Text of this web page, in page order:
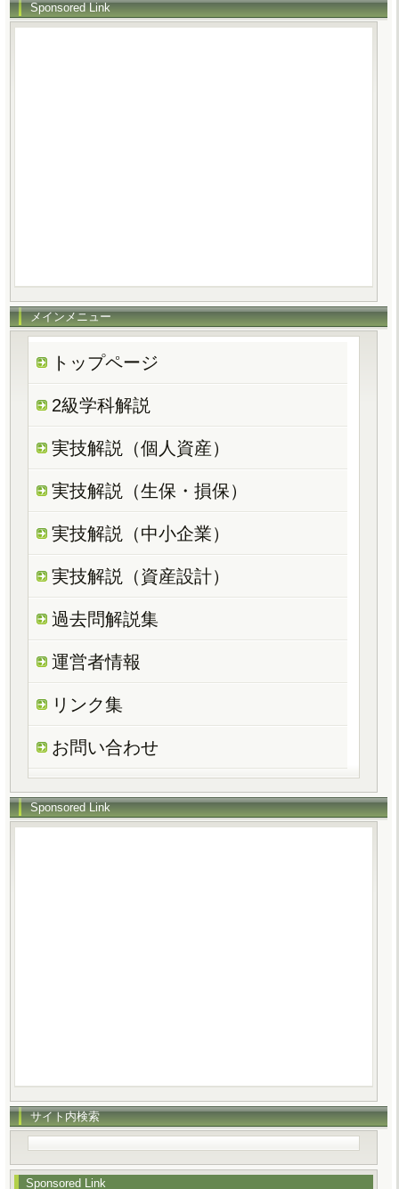
Sponsored Link
メインメニュー
トップページ
2級学科解説
実技解説（個人資産）
実技解説（生保・損保）
実技解説（中小企業）
実技解説（資産設計）
過去問解説集
運営者情報
リンク集
お問い合わせ
Sponsored Link
サイト内検索
Sponsored Link